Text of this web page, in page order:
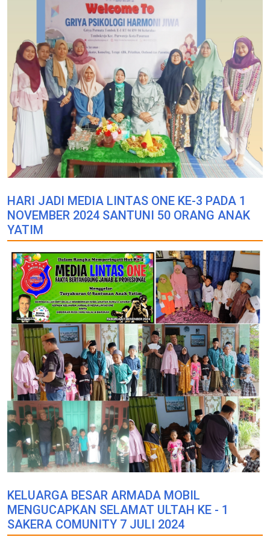
HARI JADI MEDIA LINTAS ONE KE-3 PADA 1
NOVEMBER 2024 SANTUNI 50 ORANG ANAK
YATIM
KELUARGA BESAR ARMADA MOBIL
MENGUCAPKAN SELAMAT ULTAH KE - 1
SAKERA COMUNITY 7 JULI 2024